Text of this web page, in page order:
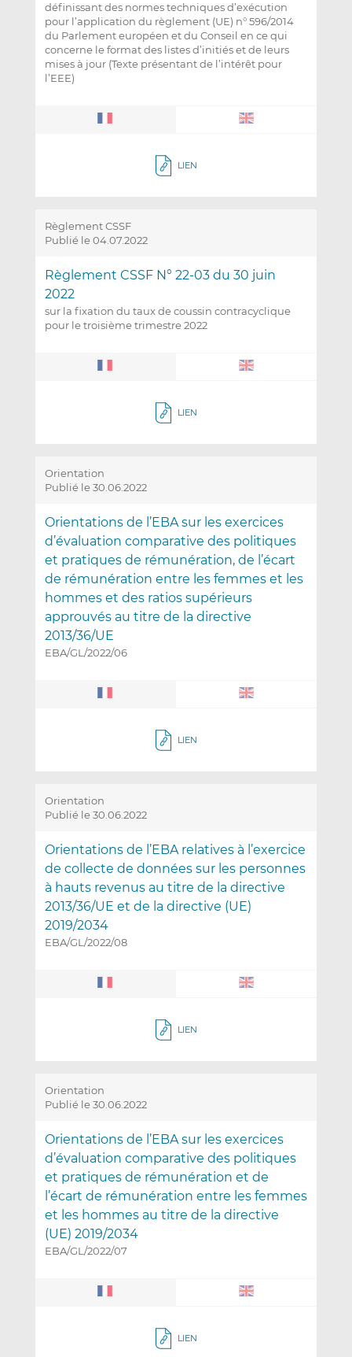
définissant des normes techniques d’exécution
pour l’application du règlement (UE) n° 596/2014
du Parlement européen et du Conseil en ce qui
concerne le format des listes d’initiés et de leurs
mises à jour (Texte présentant de l’intérêt pour
l’EEE)
LIEN
Règlement CSSF
Publié le 04.07.2022
Règlement CSSF N° 22-03 du 30 juin
2022
sur la fixation du taux de coussin contracyclique
pour le troisième trimestre 2022
LIEN
Orientation
Publié le 30.06.2022
Orientations de l’EBA sur les exercices
d’évaluation comparative des politiques
et pratiques de rémunération, de l’écart
de rémunération entre les femmes et les
hommes et des ratios supérieurs
approuvés au titre de la directive
2013/36/UE
EBA/GL/2022/06
LIEN
Orientation
Publié le 30.06.2022
Orientations de l’EBA relatives à l’exercice
de collecte de données sur les personnes
à hauts revenus au titre de la directive
2013/36/UE et de la directive (UE)
2019/2034
EBA/GL/2022/08
LIEN
Orientation
Publié le 30.06.2022
Orientations de l’EBA sur les exercices
d’évaluation comparative des politiques
et pratiques de rémunération et de
l’écart de rémunération entre les femmes
et les hommes au titre de la directive
(UE) 2019/2034
EBA/GL/2022/07
LIEN